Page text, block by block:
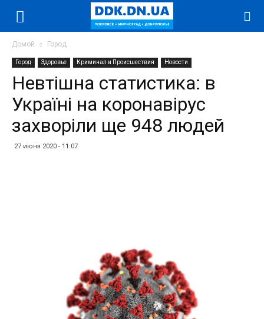
Домой Город
Город Здоровье Криминал и Происшествия Новости
Невтішна статистика: в
Україні на коронавірус
захворіли ще 948 людей
27 июня 2020 - 11:07